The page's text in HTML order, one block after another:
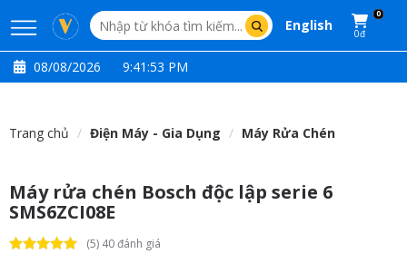
English
0
0đ
08/08/2026 9:41:53 PM
Trang chủ Điện Máy - Gia Dụng Máy Rửa Chén
Máy rửa chén Bosch độc lập serie 6
SMS6ZCI08E
(5) 40 đánh giá